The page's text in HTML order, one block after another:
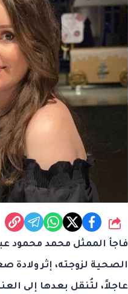
شارك
فاجأ الممثل محمد محمود
الصحية لزوجته، إثر ولادة
عاجلاً، لتُنقل بعدها إلى